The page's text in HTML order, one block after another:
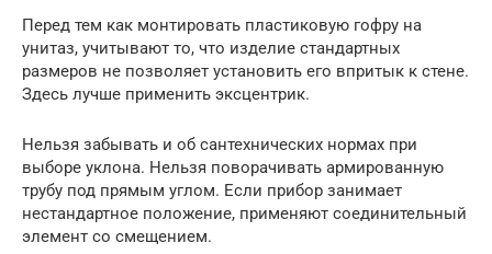
Перед тем как монтировать пластиковую гофру на
унитаз, учитывают то, что изделие стандартных
размеров не позволяет установить его впритык к стене.
Здесь лучше применить эксцентрик.
Нельзя забывать и об сантехнических нормах при
выборе уклона. Нельзя поворачивать армированную
трубу под прямым углом. Если прибор занимает
нестандартное положение, применяют соединительный
элемент со смещением.